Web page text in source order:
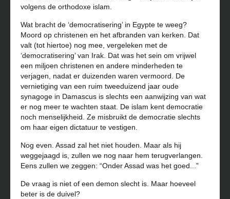
volgens de orthodoxe islam.
Wat bracht de ‘democratisering’ in Egypte te weeg?
Moord op christenen en het afbranden van kerken. Dat
valt (tot hiertoe) nog mee, vergeleken met de
‘democratisering’ van Irak. Dat was het sein om vrijwel
een miljoen christenen en andere minderheden te
verjagen, nadat er duizenden waren vermoord. De
vernietiging van een ruim tweeduizend jaar oude
synagoge in Damascus is slechts een aanwijzing van wat
er nog meer te wachten staat. De islam kent democratie
noch menselijkheid. Ze misbruikt de democratie slechts
om haar eigen dictatuur te vestigen.
Nog even. Assad zal het niet houden. Maar als hij
weggejaagd is, zullen we nog naar hem terugverlangen.
Eens zullen we zeggen: “Onder Assad was het goed...”
De vraag is niet of een demon slecht is. Maar hoeveel
beter is de duivel?